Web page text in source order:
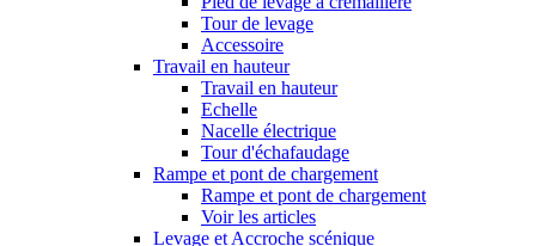
Tour de levage
Accessoire
Travail en hauteur
Travail en hauteur
Echelle
Nacelle électrique
Tour d'échafaudage
Rampe et pont de chargement
Rampe et pont de chargement
Voir les articles
Levage et Accroche scénique